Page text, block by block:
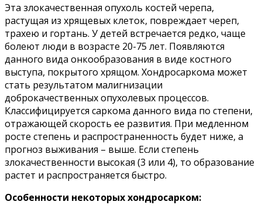
Эта злокачественная опухоль костей черепа,
растущая из хрящевых клеток, повреждает череп,
трахею и гортань. У детей встречается редко, чаще
болеют люди в возрасте 20-75 лет. Появляются
данного вида онкообразования в виде костного
выступа, покрытого хрящом. Хондросаркома может
стать результатом малигнизации
доброкачественных опухолевых процессов.
Классифицируется саркома данного вида по степени,
отражающей скорость ее развития. При медленном
росте степень и распространенность будет ниже, а
прогноз выживания – выше. Если степень
злокачественности высокая (3 или 4), то образование
растет и распространяется быстро.
Особенности некоторых хондросарком: